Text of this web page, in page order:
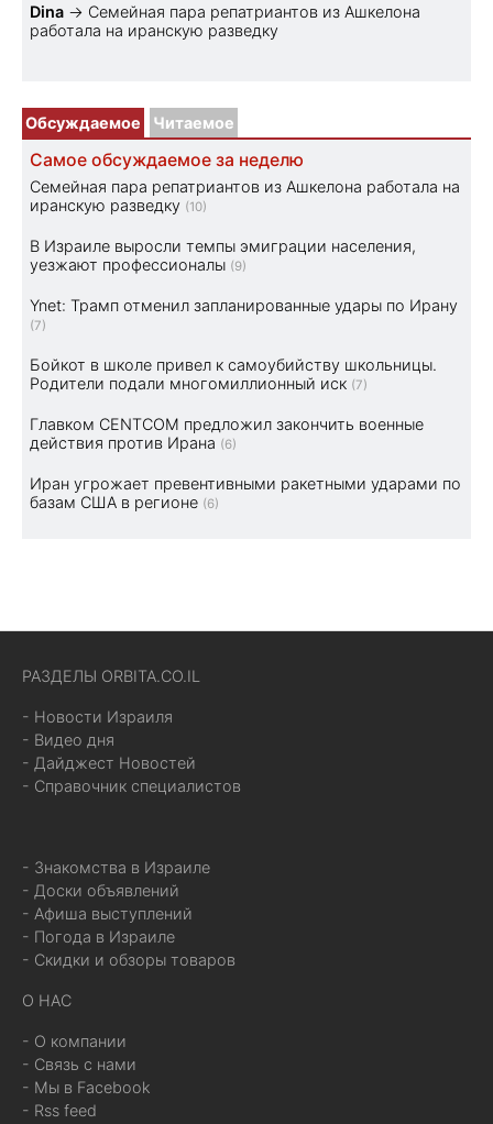
Dina → Семейная пара репатриантов из Ашкелона
работала на иранскую разведку
Обсуждаемое Читаемое
Самое обсуждаемое за неделю
Семейная пара репатриантов из Ашкелона работала на
иранскую разведку (10)
В Израиле выросли темпы эмиграции населения,
уезжают профессионалы (9)
Ynet: Трамп отменил запланированные удары по Ирану
(7)
Бойкот в школе привел к самоубийству школьницы.
Родители подали многомиллионный иск (7)
Главком CENTCOM предложил закончить военные
действия против Ирана (6)
Иран угрожает превентивными ракетными ударами по
базам США в регионе (6)
РАЗДЕЛЫ ORBITA.CO.IL
- Новости Израиля
- Видео дня
- Дайджест Новостей
- Справочник специалистов
- Знакомства в Израиле
- Доски объявлений
- Афиша выступлений
- Погода в Израиле
- Скидки и обзоры товаров
О НАС
- О компании
- Связь с нами
- Мы в Facebook
- Rss feed